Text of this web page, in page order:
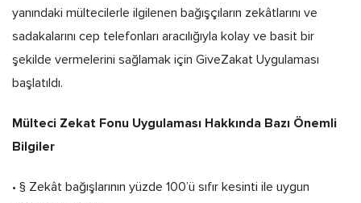
yanındaki mültecilerle ilgilenen bağışçıların zekâtlarını ve
sadakalarını cep telefonları aracılığıyla kolay ve basit bir
şekilde vermelerini sağlamak için GiveZakat Uygulaması
başlatıldı.
Mülteci Zekat Fonu Uygulaması Hakkında Bazı Önemli
Bilgiler
• § Zekât bağışlarının yüzde 100’ü sıfır kesinti ile uygun